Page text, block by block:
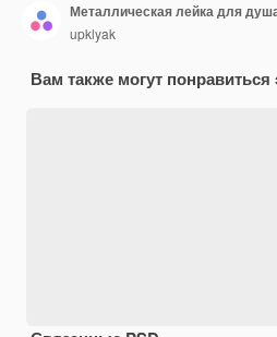
upklyak
Вам также могут понравиться